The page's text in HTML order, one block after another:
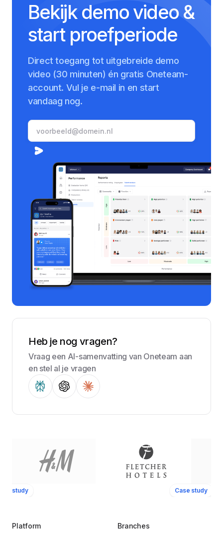
Bekijk demo video &
start proefperiode
Direct toegang tot uitgebreide demo
video (30 minuten) én gratis Oneteam-
account. Vul je e-mail in en start
vandaag nog.
Heb je nog vragen?
Vraag een AI-samenvatting van Oneteam aan
en stel al je vragen
study Case study
Platform Branches